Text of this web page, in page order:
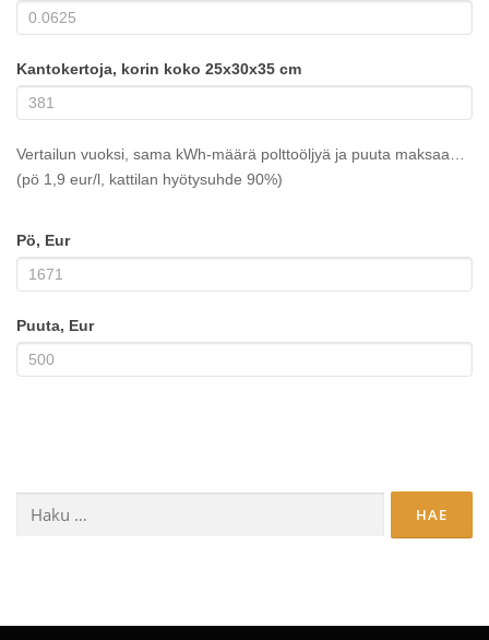
Kantokertoja, korin koko 25x30x35 cm
Vertailun vuoksi, sama kWh-määrä polttoöljyä ja puuta maksaa…
(pö 1,9 eur/l, kattilan hyötysuhde 90%)
Pö, Eur
Puuta, Eur